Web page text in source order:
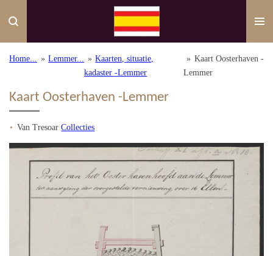
direct
de
Home... » Lemmer... » Kaarten, situatie,
kadaster -Lemmer
» Kaart Oosterhaven -
Lemmer
Kaart Oosterhaven -Lemmer
Van Tresoar Collecties